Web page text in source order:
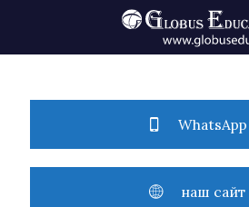
WhatsApp
наш сайт